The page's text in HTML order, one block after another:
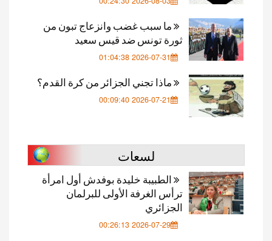
ما سبب غضب وانزعاج تبون من
ثورة تونس ضد قيس سعيد
2026-07-31 01:04:38
ماذا تجني الجزائر من كرة القدم؟
2026-07-21 00:09:40
لسعات
الطبيبة خليدة بوفدش أول امرأة
ترأس الغرفة الأولى للبرلمان
الجزائري
2026-07-29 00:26:13